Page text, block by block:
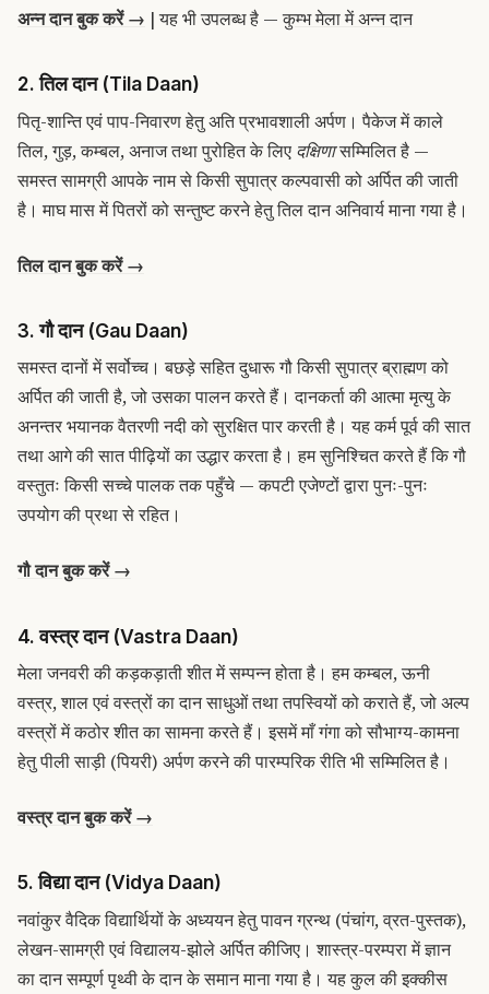
अन्न दान बुक करें → | यह भी उपलब्ध है —कुम्भ मेला में अन्न दान
2. तिल दान (Tila Daan)
पितृ-शान्ति एवं पाप-निवारण हेतु अति प्रभावशाली अर्पण। पैकेज में काले
तिल, गुड़, कम्बल, अनाज तथा पुरोहित के लिए दक्षिणासम्मिलित है —
समस्त सामग्री आपके नाम से किसी सुपात्र कल्पवासी को अर्पित की जाती
है। माघ मास में पितरों को सन्तुष्ट करने हेतु तिल दान अनिवार्य माना गया है।
तिल दान बुक करें →
3. गौ दान (Gau Daan)
समस्त दानों में सर्वोच्च। बछड़े सहित दुधारू गौ किसी सुपात्रब्राह्मणको
अर्पित की जाती है, जो उसका पालन करते हैं। दानकर्ता की आत्मा मृत्यु के
अनन्तर भयानक वैतरणी नदी को सुरक्षित पार करती है। यह कर्म पूर्व की सात
तथा आगे की सात पीढ़ियों का उद्धार करता है। हम सुनिश्चित करते हैं कि गौ
वस्तुतः किसी सच्चे पालक तक पहुँचे — कपटी एजेण्टों द्वारा पुनः-पुनः
उपयोग की प्रथा से रहित।
गौ दान बुक करें →
4. वस्त्र दान (Vastra Daan)
मेला जनवरी की कड़कड़ाती शीत में सम्पन्न होता है। हम कम्बल, ऊनी
वस्त्र, शाल एवं वस्त्रों का दान साधुओं तथा तपस्वियों को कराते हैं, जो अल्प
वस्त्रों में कठोर शीत का सामना करते हैं। इसमें माँ गंगा को सौभाग्य-कामना
हेतु पीली साड़ी (पियरी) अर्पण करने की पारम्परिक रीति भी सम्मिलित है।
वस्त्र दान बुक करें →
5. विद्या दान (Vidya Daan)
नवांकुर वैदिक विद्यार्थियों के अध्ययन हेतु पावन ग्रन्थ (पंचांग, व्रत-पुस्तक),
लेखन-सामग्री एवं विद्यालय-झोले अर्पित कीजिए। शास्त्र-परम्परा में ज्ञान
का दान सम्पूर्ण पृथ्वी के दान के समान माना गया है। यह कुल की इक्कीस